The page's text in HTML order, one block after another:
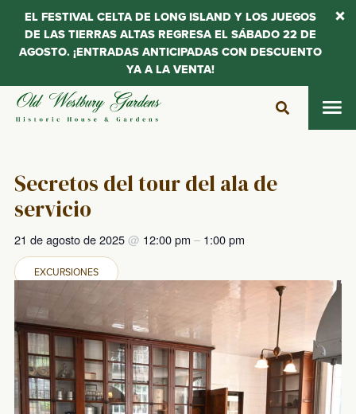
Saltar
Secretos del tour del ala de
servicio
21 de agosto de 2025@ 12:00 pm – 1:00 pm
EXCURSIONES
EL FESTIVAL CELTA DE LONG ISLAND Y LOS JUEGOS
DE LAS TIERRAS ALTAS REGRESA EL SÁBADO 22 DE
AGOSTO. ¡ENTRADAS ANTICIPADAS CON DESCUENTO
YA A LA VENTA!